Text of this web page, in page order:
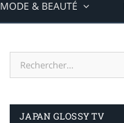
MODE & BEAUTÉ
JAPAN GLOSSY TV